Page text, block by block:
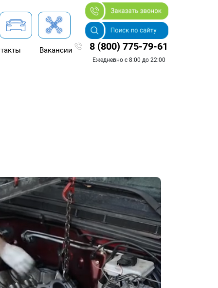
Вакансии 8 (800) 775-79-61
Ежедневно с 8:00 до 22:00